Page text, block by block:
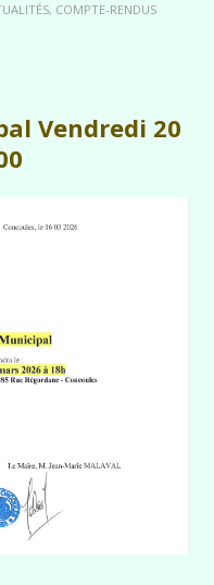
COMPTE-RENDUS
Vendredi 20